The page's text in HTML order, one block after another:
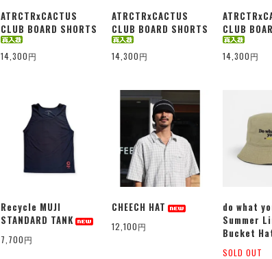
ATRCTRxCACTUS
CLUB BOARD SHORTS
14,300円
ATRCTRxCACTUS
CLUB BOARD SHORTS
14,300円
CLUB
14,300円
Recycle MUJI
STANDARD TANK
7,700円
CHEECH HAT
12,100円
do what
Summer
Bucket
SOLD OUT